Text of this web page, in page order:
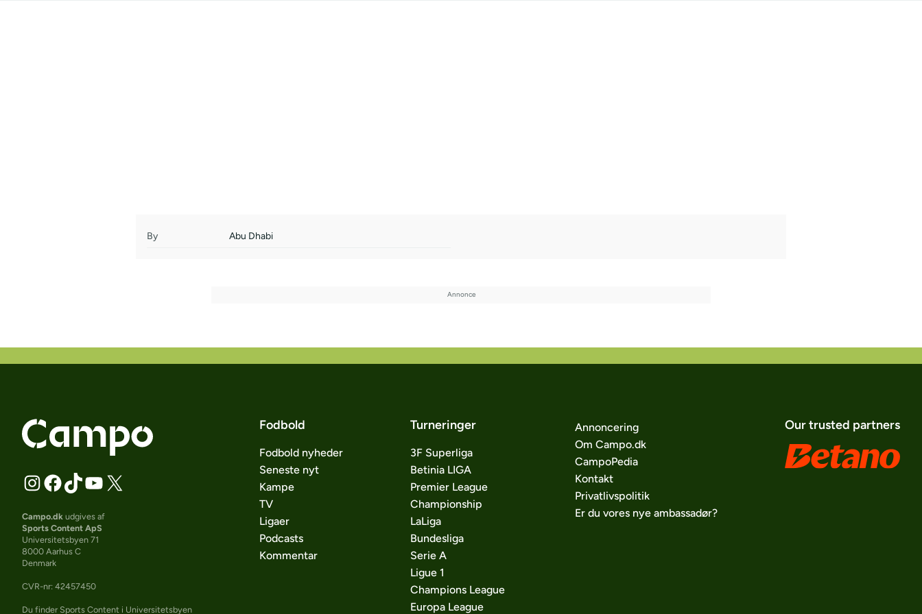
By Abu Dhabi
Campo.dk udgives af
Sports Content ApS
Universitetsbyen 71
8000 Aarhus C
Denmark
CVR-nr: 42457450
Du finder Sports Content i Universitetsbyen
Fodbold
Fodbold nyheder
Seneste nyt
Kampe
TV
Ligaer
Podcasts
Kommentar
Turneringer
3F Superliga
Betinia LIGA
Premier League
Championship
LaLiga
Bundesliga
Serie A
Ligue 1
Champions League
Europa League
Annoncering
Om Campo.dk
CampoPedia
Kontakt
Privatlivspolitik
Er du vores nye ambassadør?
Our trusted partners